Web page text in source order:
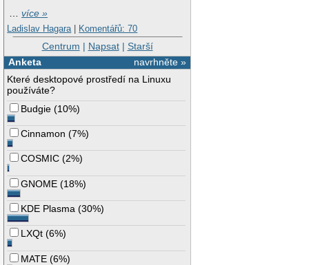
…více »
Ladislav Hagara | Komentářů: 70
Centrum | Napsat| Starší
navrhněte »
Anketa
Které desktopové prostředí na Linuxu
používáte?
Budgie (10%)
Cinnamon (7%)
COSMIC (2%)
GNOME (18%)
KDE Plasma (30%)
LXQt (6%)
MATE (6%)